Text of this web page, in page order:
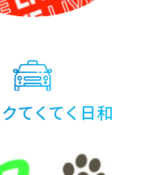
てくてく日和